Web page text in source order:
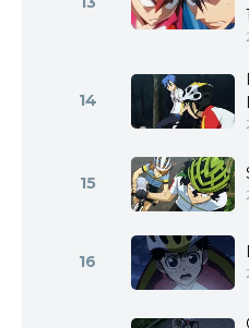
14
15
16